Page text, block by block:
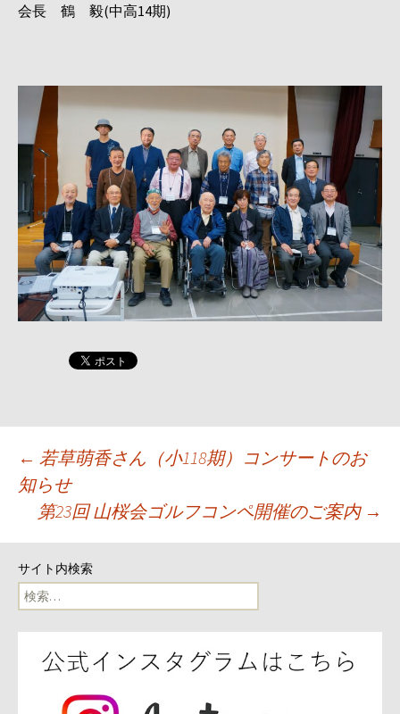
会長 鶴 毅(中高14期)
投
稿
ナ
ビ
ゲ
← 若草萌香さん（小118期）コンサートのお
知らせ
第23回 山桜会ゴルフコンペ開催のご案内 →
サイト内検索
検
索: